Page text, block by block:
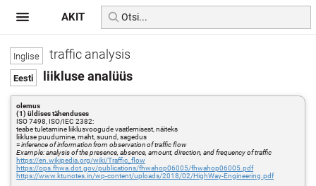
traffic analysis
liikluse analüüs
olemus
(1) üldises tähenduses
ISO 7498, ISO/IEC 2382:
teabe tuletamine liiklusvoogude vaatlemisest, näiteks
liikluse puudumine, maht, suund, sagedus
=inference of information from observation of traffic flow
Example: analysis of the presence, absence, amount, direction, and frequency of traffic
https://en.wikipedia.org/wiki/Traffic_flow
https://ops.fhwa.dot.gov/publications/fhwahop06005/fhwahop06005.pdf
https://www.ktunotes.in/wp-content/uploads/2018/02/HighWay-Engineering.pdf
AKIT